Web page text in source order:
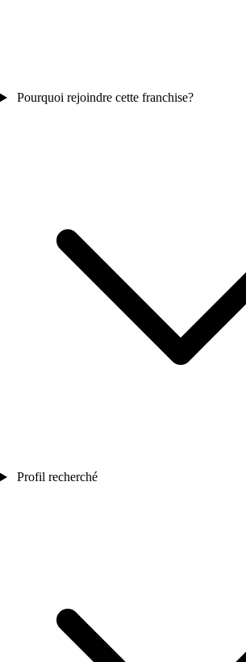
Pourquoi rejoindre cette franchise?
Profil recherché